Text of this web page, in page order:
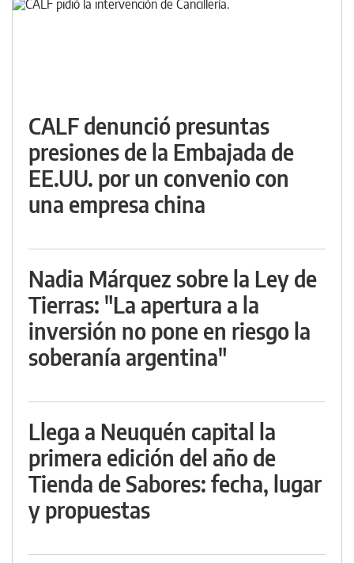
CALF denunció presuntas
presiones de la Embajada de
EE.UU. por un convenio con
una empresa china
Nadia Márquez sobre la Ley de
Tierras: "La apertura a la
inversión no pone en riesgo la
soberanía argentina"
Llega a Neuquén capital la
primera edición del año de
Tienda de Sabores: fecha, lugar
y propuestas